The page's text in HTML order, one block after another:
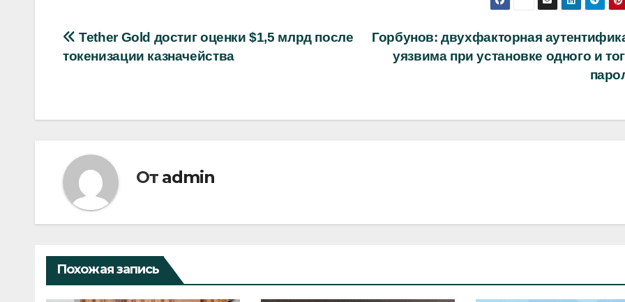
Навигация
Горбунов: двухфакторная
уязвима при установке одного и
Tether Gold достиг оценки $1,5 млрд после
токенизации казначейства
От admin
Похожая запись